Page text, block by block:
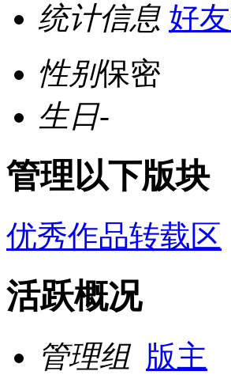
统计信息 好
性别保密
生日-
管理以下版块
优秀作品转载区
活跃概况
管理组 版主